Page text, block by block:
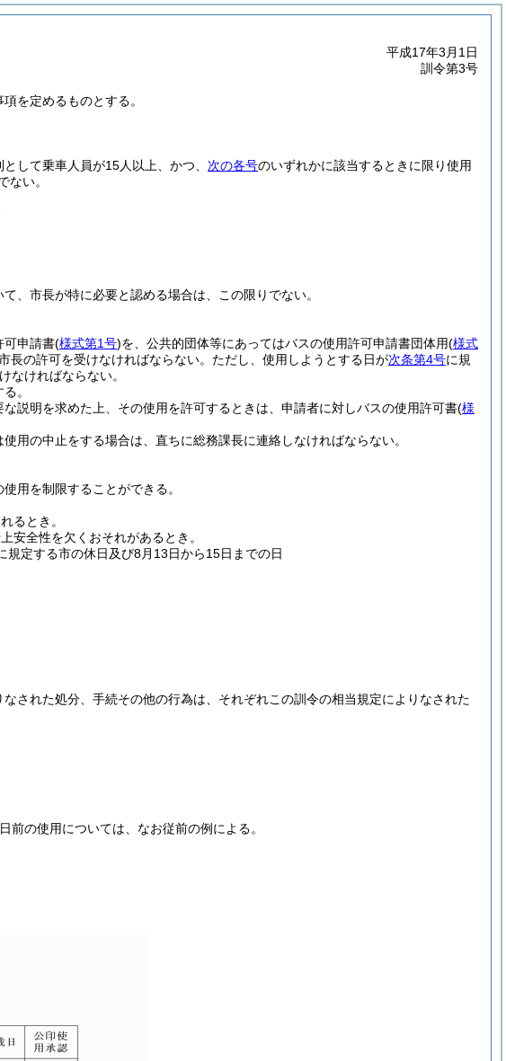
平成17年3月1日
訓令第3号
を定めるものとする。
して乗車人員が15人以上、かつ、 次の各号のいずれかに該当するときに限り使用
ない。
、市長が特に必要と認める場合は、この限りでない。
可申請書(様式第1号)を、公共的団体等にあってはバスの使用許可申請書団体用(様式
の許可を受けなければならない。 ただし、使用しようとする日が次条第4号に規
なければならない。
。
説明を求めた上、その使用を許可するときは、申請者に対しバスの使用許可書(様
用の中止をする場合は、直ちに総務課長に連絡しなければならない。
用を制限することができる。
るとき。
安全性を欠くおそれがあるとき。
規定する市の休日及び8月13日から15日までの日
された処分、手続その他の行為は、それぞれこの訓令の相当規定によりなされた
の使用については、なお従前の例による。